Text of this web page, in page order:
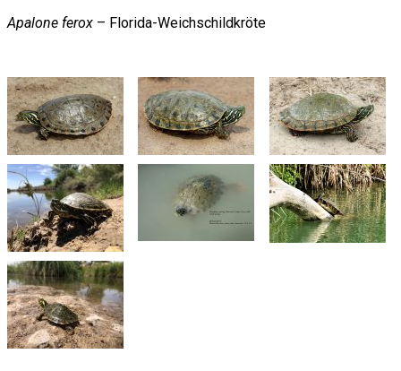
Apalone ferox – Florida-Weichschildkröte